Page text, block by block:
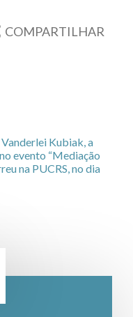
COMPARTILHAR
Kubiak, a
evento “Mediação
na PUCRS, no dia